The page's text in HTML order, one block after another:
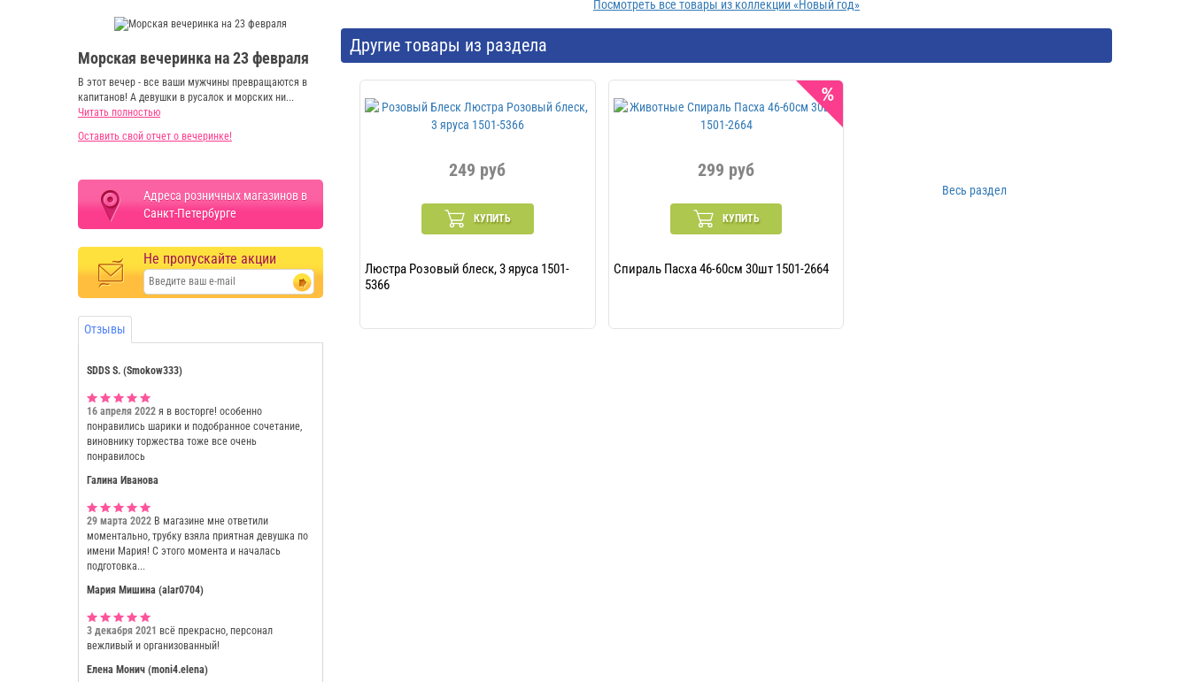
Морская вечеринка на 23 февраля
В этот вечер - все ваши мужчины превращаются в
капитанов! А девушки в русалок и морских ни...
Читать полностью
Оставить свой отчет о вечеринке!
Адреса розничных магазинов в
Санкт-Петербурге
Не пропускайте акции
Отзывы
SDDS S. (Smokow333)
16 апреля 2022 я в восторге! особенно
понравились шарики и подобранное сочетание,
виновнику торжества тоже все очень
понравилось
Галина Иванова
29 марта 2022 В магазине мне ответили
моментально, трубку взяла приятная девушка по
имени Мария! С этого момента и началась
подготовка...
Мария Мишина (alar0704)
3 декабря 2021 всё прекрасно, персонал
вежливый и организованный!
Елена Монич (moni4.elena)
Посмотреть все товары из коллекции «Новый год»
Другие товары из раздела
249 руб
КУПИТЬ
Люстра Розовый блеск, 3 яруса 1501-
5366
299 руб
КУПИТЬ
Спираль Пасха 46-60см 30шт 1501-2664
Весь раздел